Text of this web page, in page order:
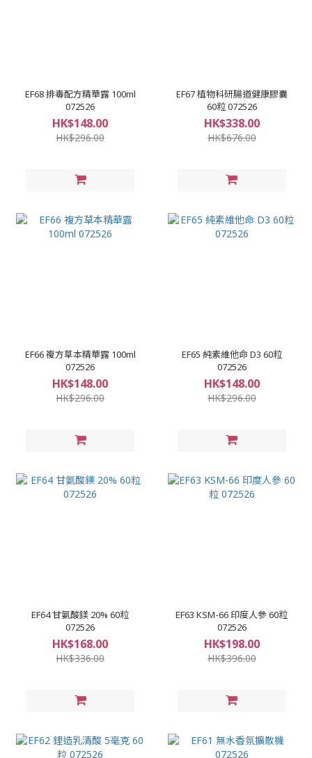
EF68 排毒配方精華露 100ml
072526
HK$148.00
HK$296.00
EF67 植物科研腸道健康膠囊
60粒 072526
HK$338.00
HK$676.00
EF66 複方草本精華露 100ml
072526
HK$148.00
HK$296.00
EF65 純素維他命 D3 60粒
072526
HK$148.00
HK$296.00
EF64 甘氨酸鎂 20% 60粒
072526
HK$168.00
HK$336.00
EF63 KSM-66 印度人參 60粒
072526
HK$198.00
HK$396.00